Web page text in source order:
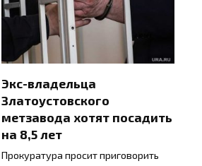
Экс-владельца
Златоустовского
метзавода хотят посадить
на 8,5 лет
Прокуратура просит приговорить